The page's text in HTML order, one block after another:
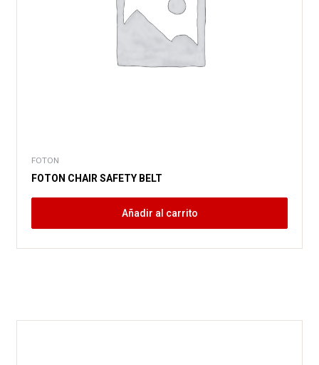
FOTON
FOTON CHAIR SAFETY BELT
Añadir al carrito